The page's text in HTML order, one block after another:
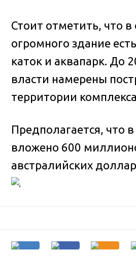
Стоит отметить, что в
огромного здание
каток и аквапарк. До
власти намерены
территории
Предполагается, что
вложено 600
австралийских